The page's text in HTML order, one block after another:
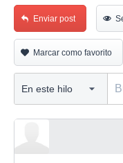
Enviar post
Marcar como favorito